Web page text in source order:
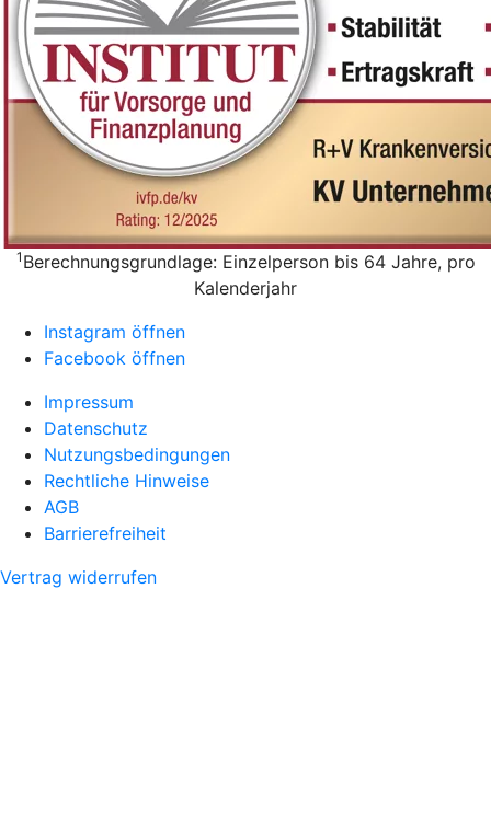
1 Berechnungsgrundlage: Einzelperson bis 64 Jahre, pro
Kalenderjahr
Instagram öffnen
Facebook öffnen
Impressum
Datenschutz
Nutzungsbedingungen
Rechtliche Hinweise
AGB
Barrierefreiheit
Vertrag widerrufen